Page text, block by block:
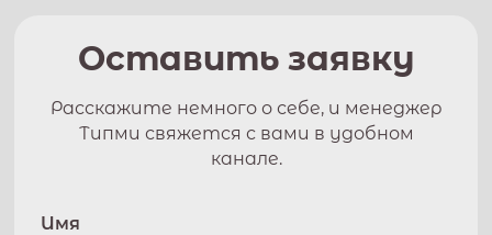
Оставить заявку
Расскажите немного о себе, и менеджер
Типми свяжется с вами в удобном
канале.
Имя